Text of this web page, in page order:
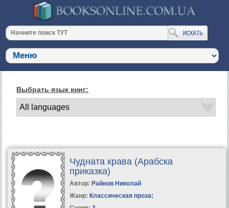
Выбрать язык книг:
Чудната крава (Арабска
приказка)
Автор: Райнов Николай
Жанр: Классическая проза;